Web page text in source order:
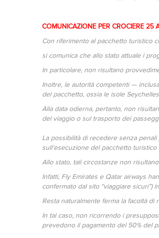
COMUNICAZIONE PER CROCIERE 25
Con riferimento al pacchetto turistico
si comunica che allo stato attuale i
In particolare, non risultano
Inoltre, le autorità competenti —
del pacchetto, ossia le isole
Alla data odierna, pertanto, non
del viaggio o sul trasporto dei
La possibilità di recedere senza
sull’esecuzione del pacchetto
Allo stato, tali circostanze non
Infatti, Fly Emirates e Qatar airways
confermato dal sito “viaggiare
Resta naturalmente ferma la facoltà
In tal caso, non ricorrendo i
prevedono il pagamento del 50% del